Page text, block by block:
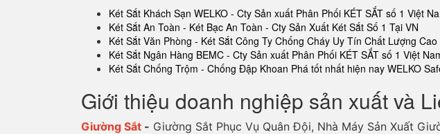
Két Sắt Khách Sạn WELKO - Cty Sản xuất Phân Phối KÉT SẮT số 1 Việt
Két Sắt An Toàn - Két Bạc An Toàn - Cty Sản Xuất Két Sắt Số 1 Tại VN
Két Sắt Văn Phòng - Két Sắt Công Ty Chống Cháy Uy Tín Chất Lượng Cao
Két Sắt Ngân Hàng BEMC - Cty Sản xuất Phân Phối KÉT SẮT số 1 Việt
Két Sắt Chống Trộm - Chống Đập Khoan Phá tốt nhất hiện nay WELKO
Giới thiệu doanh nghiệp sản xuất và
Giường Sắt - Giường Sắt Phục Vụ Quân Đội, Nhà Máy Sản Xuất